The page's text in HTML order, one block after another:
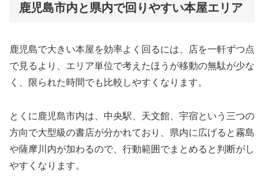
鹿児島市内と県内で回りやすい本屋エリア
鹿児島で大きい本屋を効率よく回るには、店を一軒ずつ点
で見るより、エリア単位で考えたほうが移動の無駄が少な
く、限られた時間でも比較しやすくなります。
とくに鹿児島市内は、中央駅、天文館、宇宿という三つの
方向で大型級の書店が分かれており、県内に広げると霧島
や薩摩川内が加わるので、行動範囲でまとめると判断がし
やすくなります。